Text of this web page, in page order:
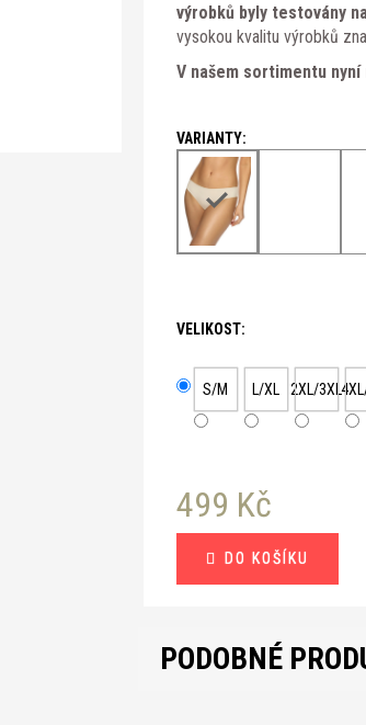
VELIKOST:
S/M L/XL 2XL/3XL
499 Kč
cena:
DO KOŠÍKU
výrobků byly testovány
vysokou kvalitu výrobků
V našem sortimentu
PODOBNÉ